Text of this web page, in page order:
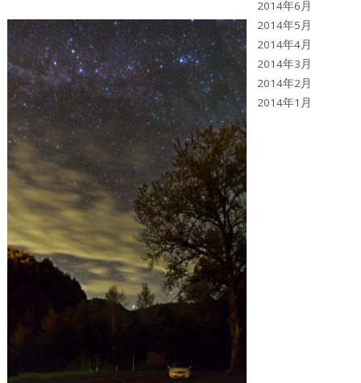
2014年6月
2014年5月
2014年4月
2014年3月
2014年2月
2014年1月